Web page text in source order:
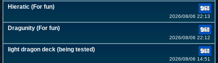
Hieratic (For fun)
2026/08/06 22:13
Dragunity (For fun)
2026/08/06 22:12
light dragon deck (being tested)
2026/08/06 14:51